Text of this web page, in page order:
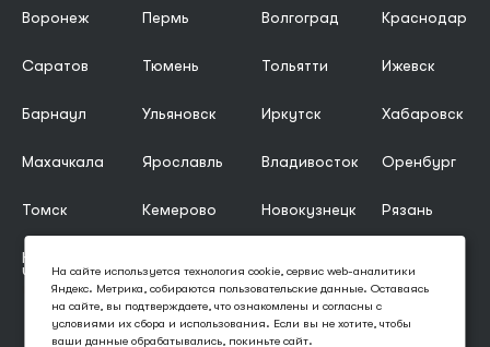
Воронеж Пермь Волгоград Краснодар
Саратов Тюмень Тольятти Ижевск
Барнаул Ульяновск Иркутск Хабаровск
Махачкала Ярославль Владивосток Оренбург
Томск Кемерово Новокузнецк Рязань
Набережные
Челны
Челябинск
На сайте используется технология cookie, сервис web-аналитики
Яндекс. Метрика, собираются пользовательские данные. Оставаясь
на сайте, вы подтверждаете, что ознакомлены и согласны с
условиями их сбора и использования. Если вы не хотите, чтобы
ваши данные обрабатывались, покиньте сайт.